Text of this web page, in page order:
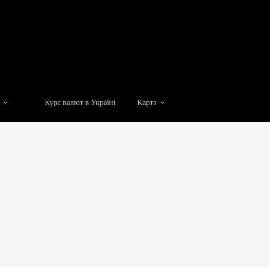
Курс валют в Україні Карта